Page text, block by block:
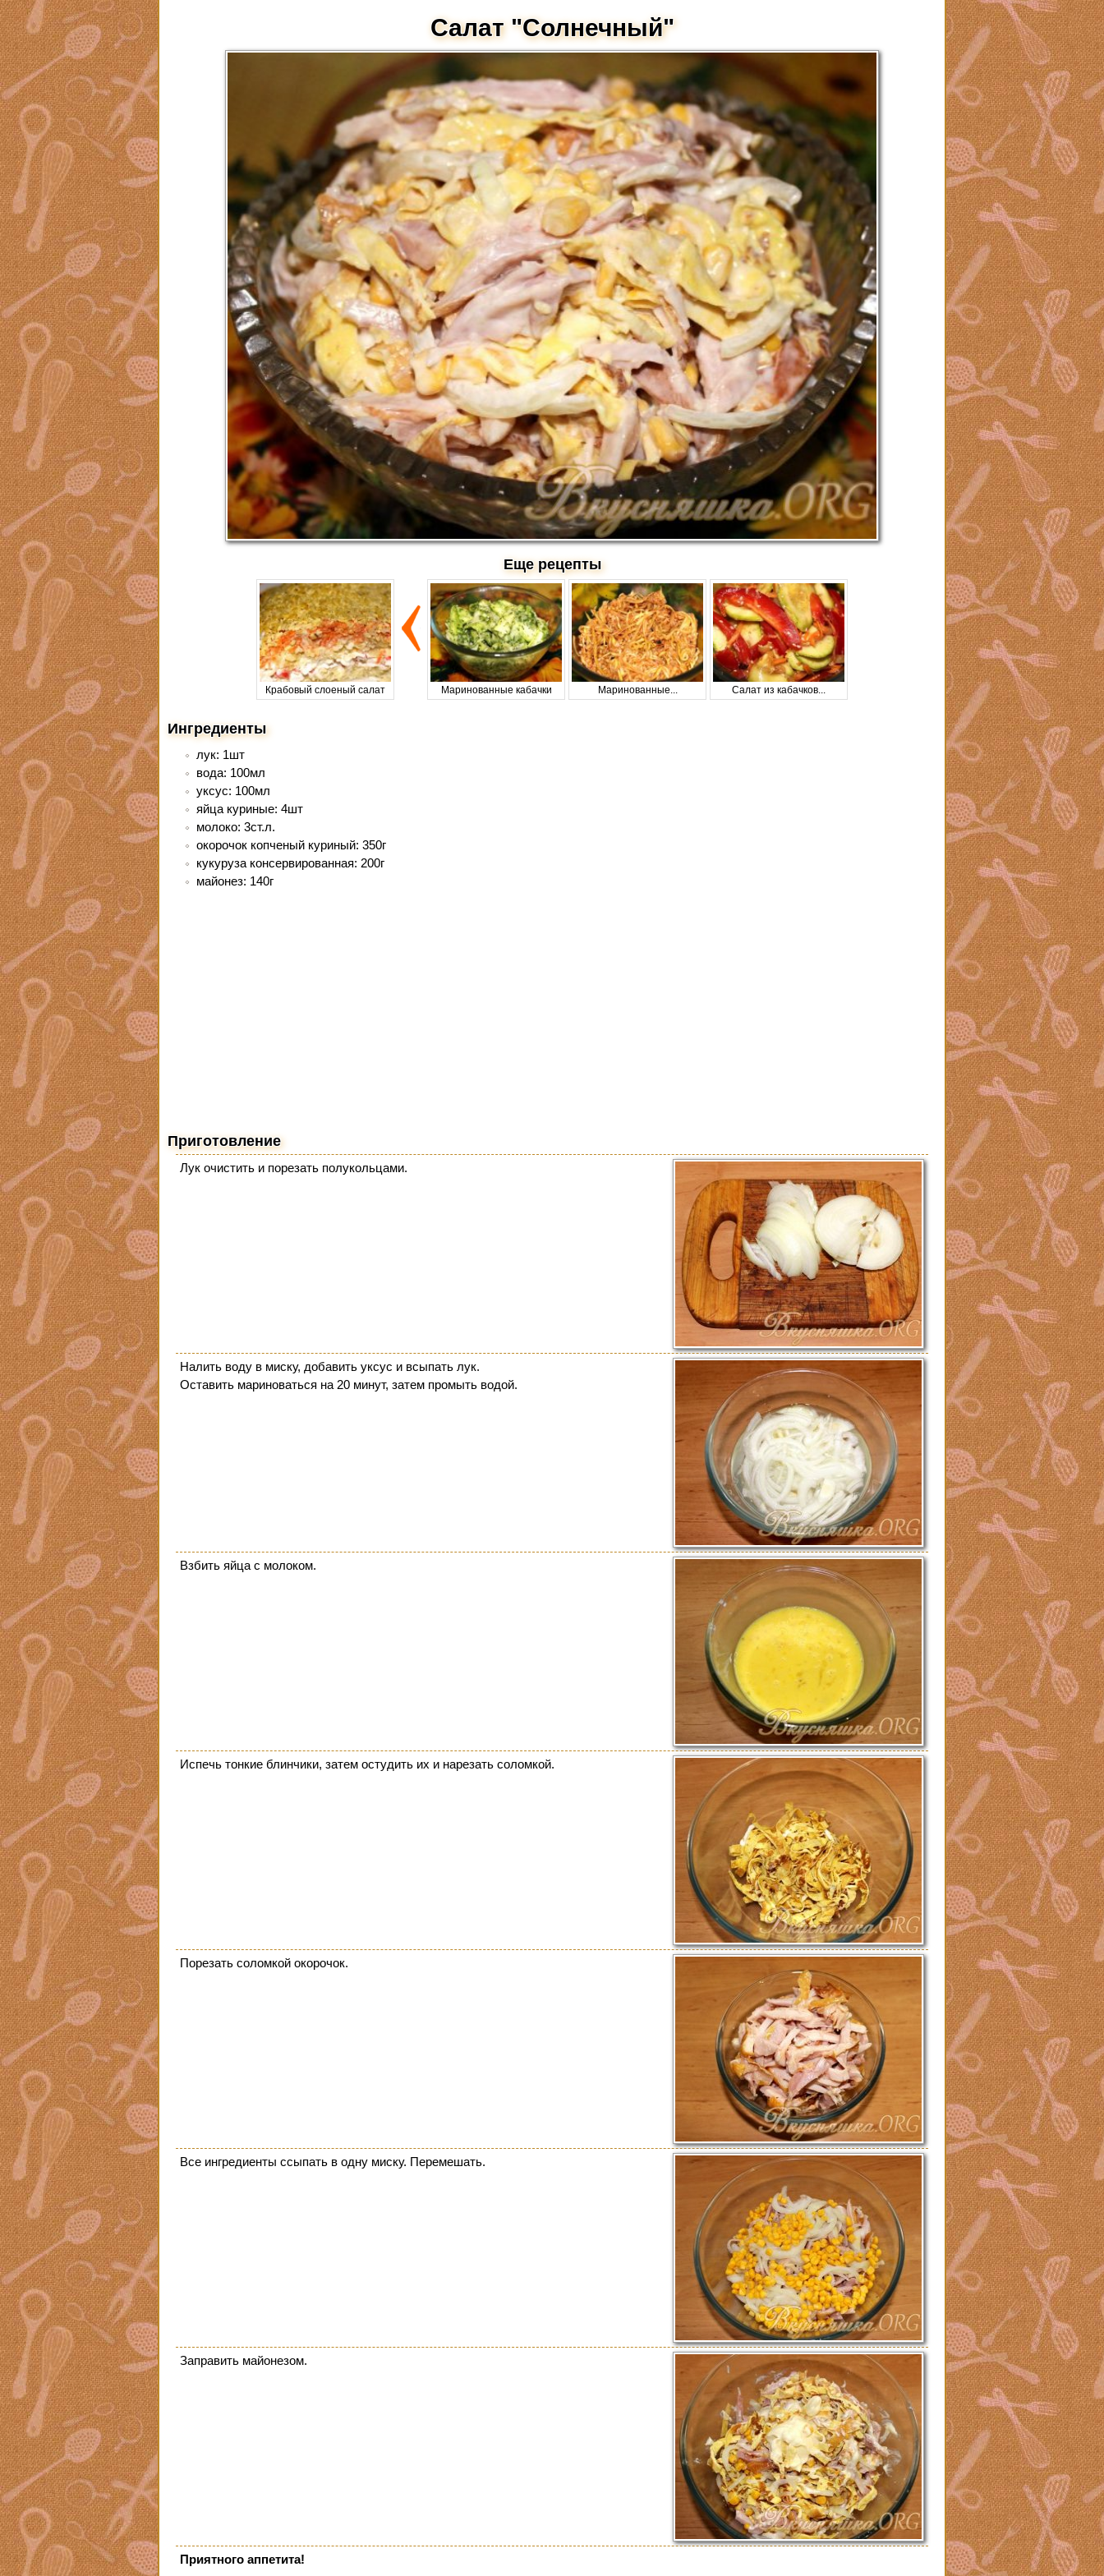
Салат "Солнечный"
Еще рецепты
Крабовый слоеный салат Маринованные кабачки Маринованные... Салат из кабачков...
Ингредиенты
лук: 1шт
вода: 100мл
уксус: 100мл
яйца куриные: 4шт
молоко: 3ст.л.
окорочок копченый куриный: 350г
кукуруза консервированная: 200г
майонез: 140г
Приготовление
Лук очистить и порезать полукольцами.
Налить воду в миску, добавить уксус и всыпать лук.
Оставить мариноваться на 20 минут, затем промыть водой.
Взбить яйца с молоком.
Испечь тонкие блинчики, затем остудить их и нарезать соломкой.
Порезать соломкой окорочок.
Все ингредиенты ссыпать в одну миску. Перемешать.
Заправить майонезом.
Приятного аппетита!